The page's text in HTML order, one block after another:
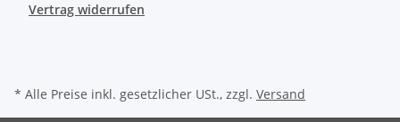
Vertrag widerrufen
* Alle Preise inkl. gesetzlicher USt., zzgl. Versand